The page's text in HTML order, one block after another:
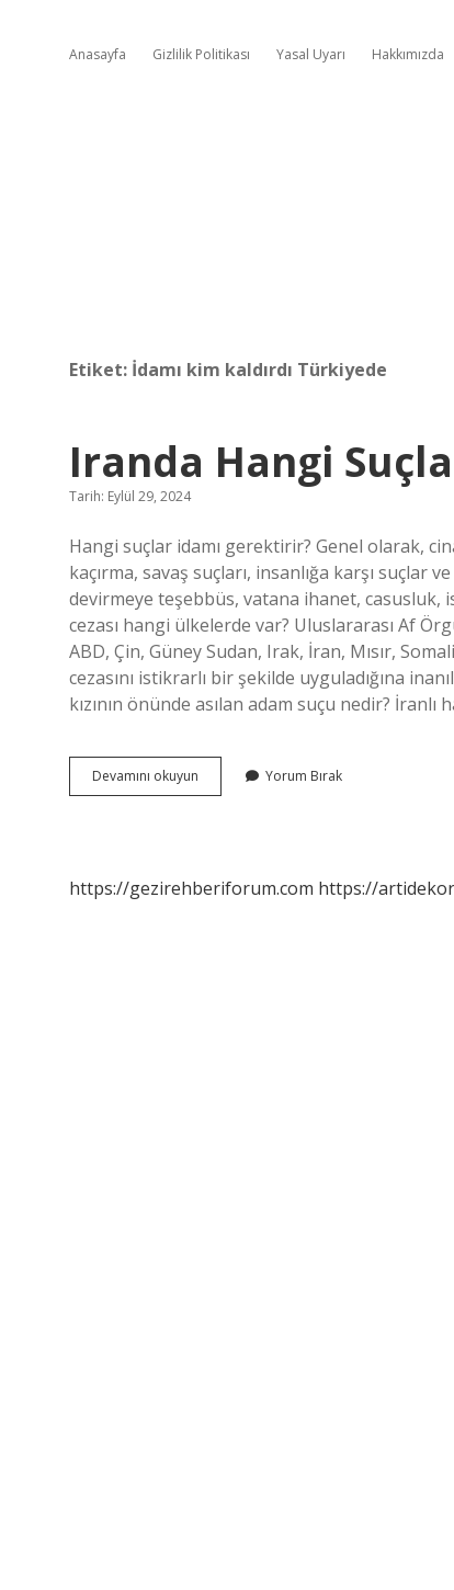
Anasayfa Gizlilik Politikası Yasal Uyarı Hakkımızda
Etiket: İdamı kim kaldırdı Türkiyede
Iranda Hangi
Tarih: Eylül 29, 2024
Hangi suçlar idamı gerektirir? Genel olarak,
kaçırma, savaş suçları, insanlığa karşı suçlar
devirmeye teşebbüs, vatana ihanet, casusluk,
cezası hangi ülkelerde var? Uluslararası Af
ABD, Çin, Güney Sudan, Irak, İran, Mısır,
cezasını istikrarlı bir şekilde uyguladığına
kızının önünde asılan adam suçu nedir?
Devamını okuyun
Hangi
Yorum Bırak
https://gezirehberiforum.com https://